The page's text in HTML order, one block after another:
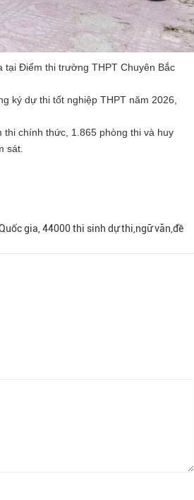
tại Điểm thi trường THPT Chuyên Bắc
ký dự thi tốt nghiệp THPT năm 2026,
chính thức, 1.865 phòng thi và huy
sát.
gia, 44000 thi sinh dự thi,ngữ văn,đề